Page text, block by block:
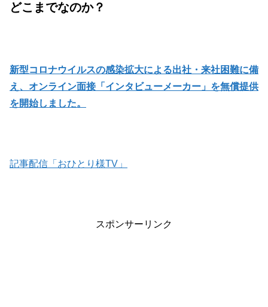
どこまでなのか？
新型コロナウイルスの感染拡大による出社・来社困難に備
え、オンライン面接「インタビューメーカー」を無償提供
を開始しました。
記事配信「おひとり様TV」
スポンサーリンク